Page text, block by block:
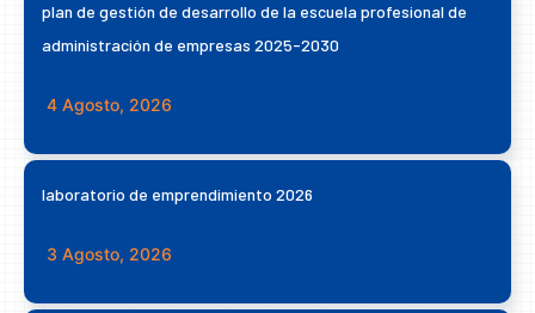
plan de gestión de desarrollo de la escuela profesional de
administración de empresas 2025-2030
4 Agosto, 2026
laboratorio de emprendimiento 2026
3 Agosto, 2026